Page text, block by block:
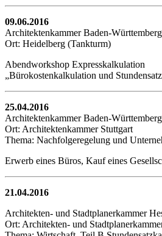
09.06.2016
Architektenkammer Baden-Württemberg
Ort: Heidelberg (Tankturm)
Abendworkshop Expresskalkulation
„Bürokostenkalkulation und
25.04.2016
Architektenkammer Baden-Württemberg
Ort: Architektenkammer Stuttgart
Thema: Nachfolgeregelung und
Erwerb eines Büros, Kauf eines
21.04.2016
Architekten- und Stadtplanerkammer
Ort: Architekten- und